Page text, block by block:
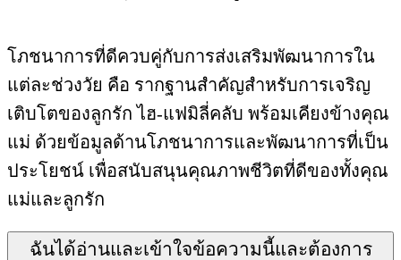
โภชนาการที่ดีควบคู่กับการส่งเสริมพัฒนาการใน
แต่ละช่วงวัย คือ รากฐานสำคัญสำหรับการเจริญ
เติบโตของลูกรัก ไฮ-แฟมิลี่คลับ พร้อมเคียงข้างคุณ
แม่ ด้วยข้อมูลด้านโภชนาการและพัฒนาการที่เป็น
ประโยชน์ เพื่อสนับสนุนคุณภาพชีวิตที่ดีของทั้งคุณ
แม่และลูกรัก
ฉันได้อ่านและเข้าใจข้อความนี้และต้องการ